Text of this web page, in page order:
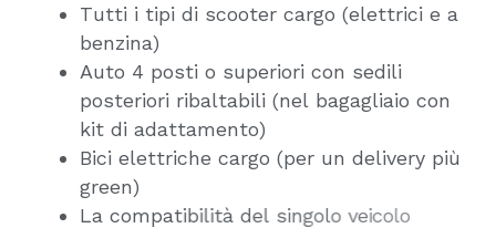
Tutti i tipi di scooter cargo (elettrici e a
benzina)
Auto 4 posti o superiori con sedili
posteriori ribaltabili (nel bagagliaio con
kit di adattamento)
Bici elettriche cargo (per un delivery più
green)
La compatibilità del singolo veicolo